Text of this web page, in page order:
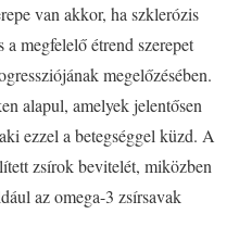
van akkor, ha szklerózis
megfelelő étrend szerepet
megelőzésében.
alapul, amelyek jelentősen
ezzel a betegséggel küzd. A
zsírok bevitelét, miközben
az omega-3 zsírsavak